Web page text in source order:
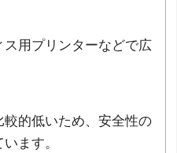
用プリンターなどで広
的低いため、安全性の
ます。